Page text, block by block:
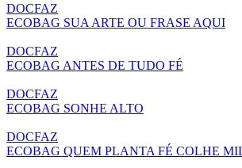
DOCFAZ
ECOBAG SUA ARTE OU FRASE AQUI
DOCFAZ
ECOBAG ANTES DE TUDO FÉ
DOCFAZ
ECOBAG SONHE ALTO
DOCFAZ
ECOBAG QUEM PLANTA FÉ COLHE